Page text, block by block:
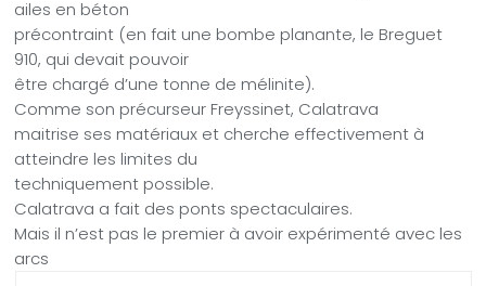
ailes en béton
précontraint (en fait une bombe planante, le Breguet
910, qui devait pouvoir
être chargé d’une tonne de mélinite).
Comme son précurseur Freyssinet, Calatrava
maitrise ses matériaux et cherche effectivement à
atteindre les limites du
techniquement possible.
Calatrava a fait des ponts spectaculaires.
Mais il n’est pas le premier à avoir expérimenté avec les
arcs